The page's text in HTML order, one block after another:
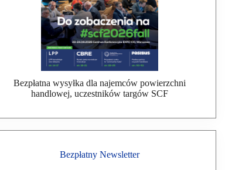
Bezpłatna wysyłka dla najemców powierzchni
handlowej, uczestników targów SCF
Bezpłatny Newsletter